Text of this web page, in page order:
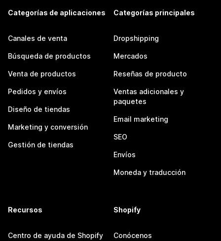
Categorías de aplicaciones
Canales de venta
Búsqueda de productos
Venta de productos
Pedidos y envíos
Diseño de tiendas
Marketing y conversión
Gestión de tiendas
Categorías principales
Dropshipping
Mercados
Reseñas de producto
Ventas adicionales y
paquetes
Email marketing
SEO
Envíos
Moneda y traducción
Recursos
Centro de ayuda de Shopify
Shopify
Conócenos